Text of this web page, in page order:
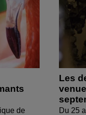
de
Les
Du 25